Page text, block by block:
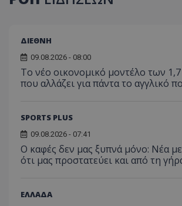
ΔΙΕΘΝΗ
09.08.2026 - 08:00
Το νέο οικονομικό μοντέλο των
που αλλάζει για πάντα το αγγλικό
SPORTS PLUS
09.08.2026 - 07:41
Ο καφές δεν μας ξυπνά μόνο: Νέα
ότι μας προστατεύει και από τη
ΕΛΛΑΔΑ